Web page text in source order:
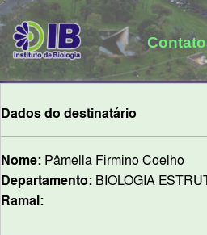
Dados do destinatário
Nome: Pâmella Firmino Coelho
Departamento: BIOLOGIA
Ramal: